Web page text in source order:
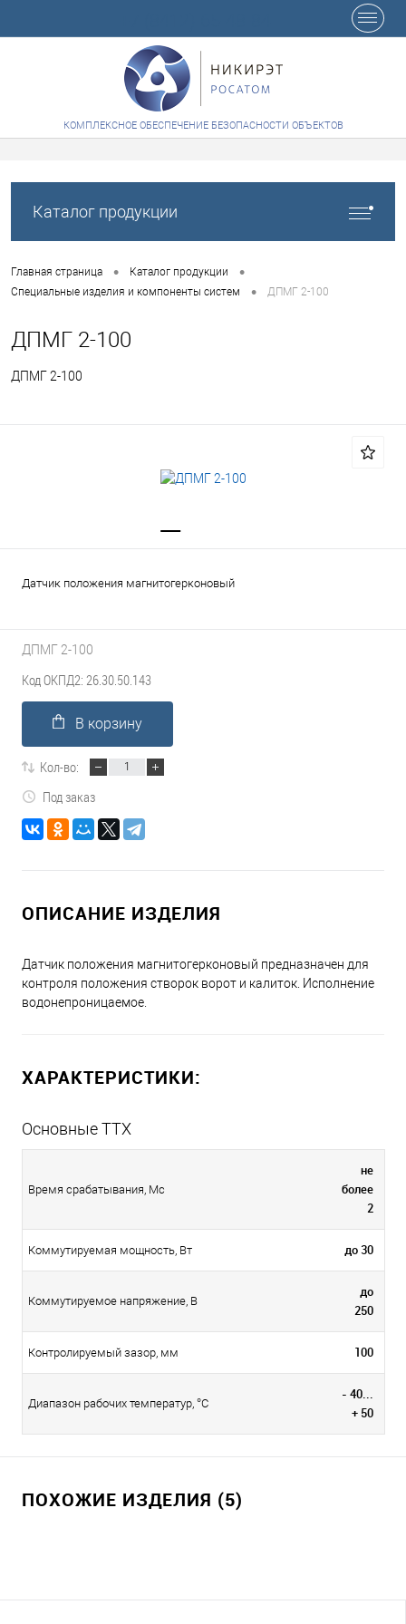
КОМПЛЕКСНОЕ ОБЕСПЕЧЕНИЕ БЕЗОПАСНОСТИ ОБЪЕКТОВ
Каталог продукции
Главная страница • Каталог продукции •
Специальные изделия и компоненты систем • ДПМГ 2-100
ДПМГ 2-100
ДПМГ 2-100
Датчик положения магнитогерконовый
ДПМГ 2-100
Код ОКПД2: 26.30.50.143
В корзину
Кол-во:
Под заказ
ОПИСАНИЕ ИЗДЕЛИЯ
Датчик положения магнитогерконовый предназначен для
контроля положения створок ворот и калиток. Исполнение
водонепроницаемое.
ХАРАКТЕРИСТИКИ:
Основные ТТХ
Время срабатывания, Мс
не
более
2
Коммутируемая мощность, Вт до 30
Коммутируемое напряжение, В
до
250
Контролируемый зазор, мм 100
Диапазон рабочих температур, °С
- 40...
+ 50
ПОХОЖИЕ ИЗДЕЛИЯ (5)